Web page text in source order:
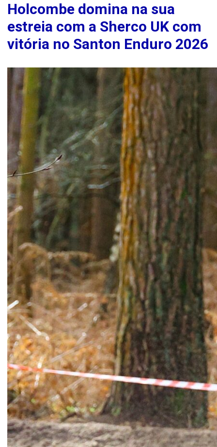
Holcombe domina na sua
estreia com a Sherco UK com
vitória no Santon Enduro 2026